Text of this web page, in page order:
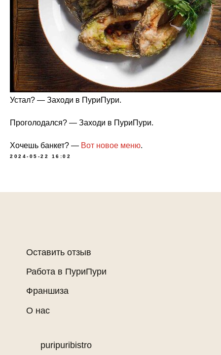
Устал? — Заходи в ПуриПури.
Проголодался? — Заходи в ПуриПури.
Хочешь банкет? — Вот новое меню.
2024-05-22 16:02
Оставить отзыв
Работа в ПуриПури
Франшиза
puripuribistro
О нас